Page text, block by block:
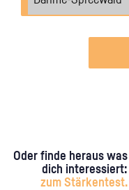
Oder finde heraus was
dich interessiert:
zum Stärkentest.